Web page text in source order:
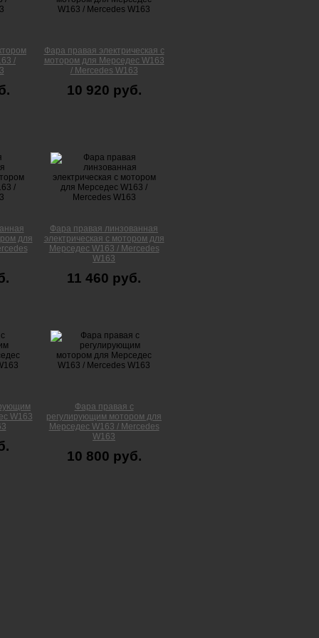
/
Фара правая электрическая с
мотором для Мерседес W163
/ Mercedes W163
10 920 руб.
для
Фара правая линзованная
электрическая с мотором для
Мерседес W163 / Mercedes
W163
11 460 руб.
W163
Фара правая с
регулирующим мотором для
Мерседес W163 / Mercedes
W163
10 800 руб.